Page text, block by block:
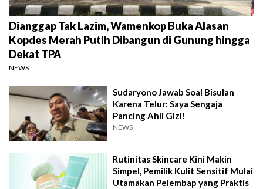
Dianggap Tak Lazim, Wamenkop Buka Alasan
Kopdes Merah Putih Dibangun di Gunung hingga
Dekat TPA
NEWS
Sudaryono Jawab Soal Bisulan
Karena Telur: Saya Sengaja
Pancing Ahli Gizi!
NEWS
Rutinitas Skincare Kini Makin
Simpel, Pemilik Kulit Sensitif Mulai
Utamakan Pelembap yang Praktis